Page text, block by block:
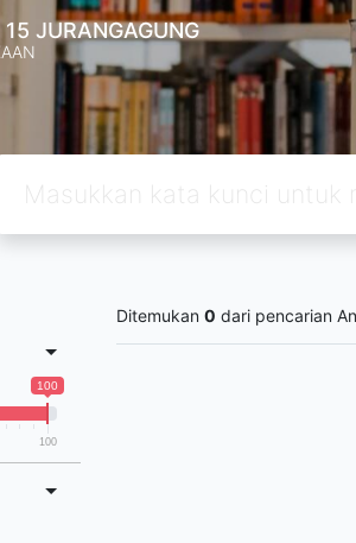
JURANGAGUNG
100
100
Ditemukan 0 dari pencarian